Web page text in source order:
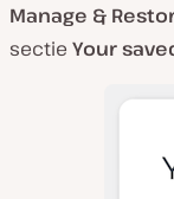
Manage &
sectie Your